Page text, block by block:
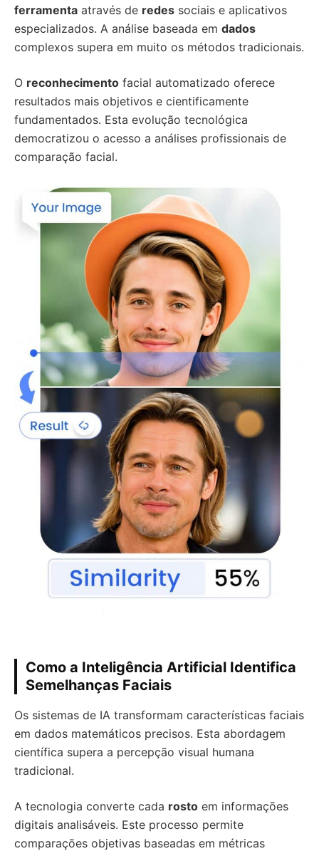
ferramenta através de redes sociais e aplicativos
especializados. A análise baseada em dados
complexos supera em muito os métodos tradicionais.
O reconhecimento facial automatizado oferece
resultados mais objetivos e cientificamente
fundamentados. Esta evolução tecnológica
democratizou o acesso a análises profissionais de
comparação facial.
Como a Inteligência Artificial Identifica
Semelhanças Faciais
Os sistemas de IA transformam características faciais
em dados matemáticos precisos. Esta abordagem
científica supera a percepção visual humana
tradicional.
A tecnologia converte cada rosto em informações
digitais analisáveis. Este processo permite
comparações objetivas baseadas em métricas